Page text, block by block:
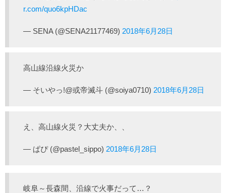
r.com/quo6kpHDac
— SENA (@SENA21177469) 2018年6月28日
高山線沿線火災か
— そいやっ!@或帝滅斗 (@soiya0710) 2018年6月28日
え、高山線火災？大丈夫か、、
— ぱぴ (@pastel_sippo) 2018年6月28日
岐阜～長森間、沿線で火事だって…？